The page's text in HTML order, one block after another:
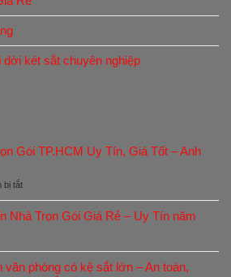
két sắt chuyên nghiệp
Gói TP.HCM Uy Tín, Giá Tốt – Anh
bị tắtở
Nhà
TP.HCM
Uy
Nhà Trọn Gói Giá Rẻ – Uy Tín năm
văn phòng có kệ sắt lớn – An toàn,